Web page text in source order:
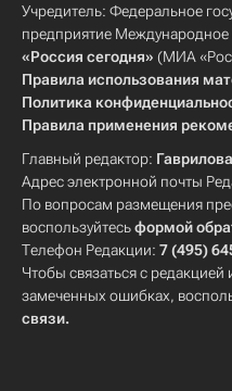
Учредитель: Федеральное
предприятие
«Россия сегодня» (МИА
Правила использования
Политика
Правила применения
Главный редактор:
Адрес электронной почты
По вопросам размещения
воспользуйтесьформой
Телефон Редакции: 7 (495)
Чтобы связаться с
замеченных ошибках,
связи.